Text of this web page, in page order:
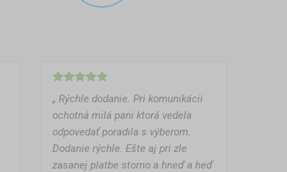
„ Rýchle dodanie. Pri komunikácii
ochotná milá pani ktorá vedela
odpovedať poradila s výberom.
Dodanie rýchle. Ešte aj pri zle
zasanej platbe storno a hneď a heď